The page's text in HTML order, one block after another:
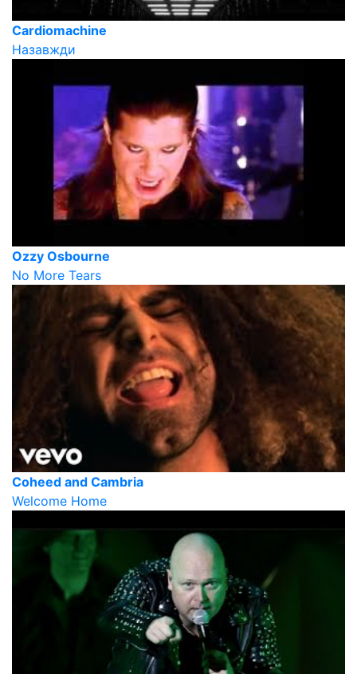
Cardiomachine
Назавжди
Ozzy Osbourne
No More Tears
Coheed and Cambria
Welcome Home